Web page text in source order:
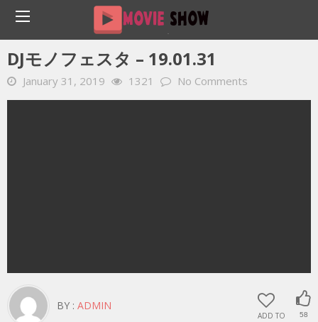
Home YOUTUBE 動画 毎日 DJモノフェスタ – 19.01.31
DJモノフェスタ – 19.01.31
January 31, 2019 1321 No Comments
ADD TO 58
BY : ADMIN